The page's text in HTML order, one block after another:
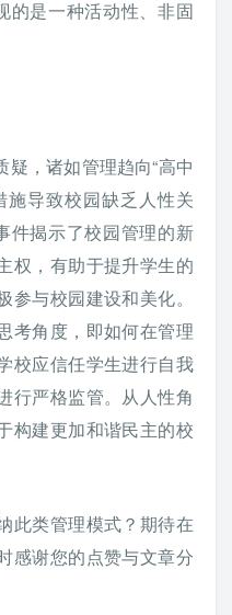
的是一种活动性、非固
，诸如管理趋向“高中
施导致校园缺乏人性关
件揭示了校园管理的新
权，有助于提升学生的
与校园建设和美化。
考角度，即如何在管理
校应信任学生进行自我
行严格监管。从人性角
构建更加和谐民主的校
此类管理模式？期待在
感谢您的点赞与文章分